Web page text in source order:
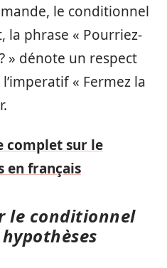
le conditionnel
la phrase « Pourriez-
» dénote un respect
« Fermez la
complet sur le
en français
le conditionnel